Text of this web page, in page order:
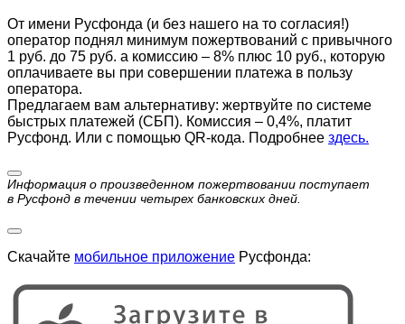
От имени Русфонда (и без нашего на то согласия!)
оператор поднял минимум пожертвований с привычного
1 руб. до 75 руб. а комиссию – 8% плюс 10 руб., которую
оплачиваете вы при совершении платежа в пользу
оператора.
Предлагаем вам альтернативу: жертвуйте по cистеме
быстрых платежей (СБП). Комиссия – 0,4%, платит
Русфонд. Или с помощью QR-кода. Подробнее здесь.
Информация о произведенном пожертвовании поступает
в Русфонд в течении четырех банковских дней.
Скачайте мобильное приложение Русфонда: